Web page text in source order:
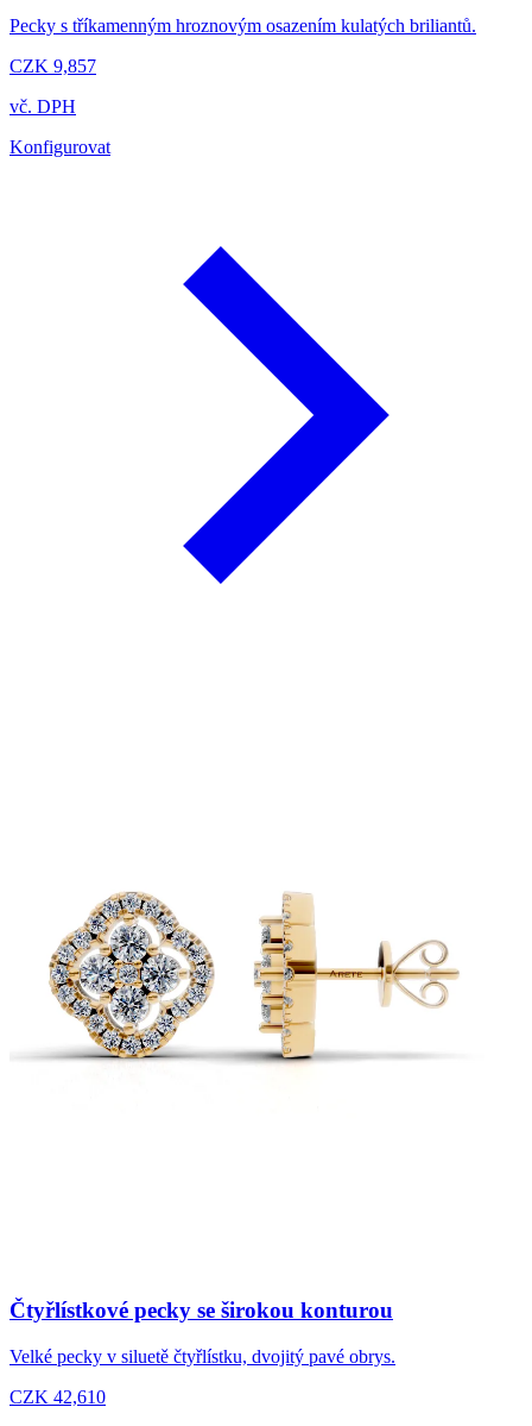
Pecky s tříkamenným hroznovým osazením kulatých briliantů.
CZK 9,857
vč. DPH
Konfigurovat
Čtyřlístkové pecky se širokou konturou
Velké pecky v siluetě čtyřlístku, dvojitý pavé obrys.
CZK 42,610